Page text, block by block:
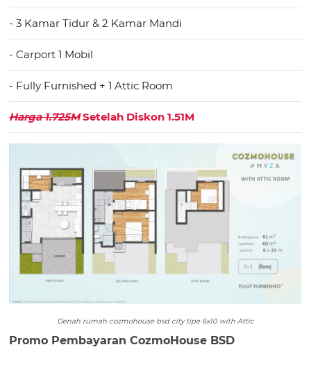
- 3 Kamar Tidur & 2 Kamar Mandi
- Carport 1 Mobil
- Fully Furnished + 1 Attic Room
Harga 1.725MSetelah Diskon 1.51M
Denah rumah cozmohouse bsd city tipe 6x10 with Attic
Promo Pembayaran CozmoHouse BSD